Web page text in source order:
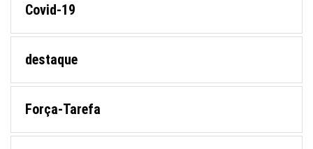
Covid-19
destaque
Força-Tarefa